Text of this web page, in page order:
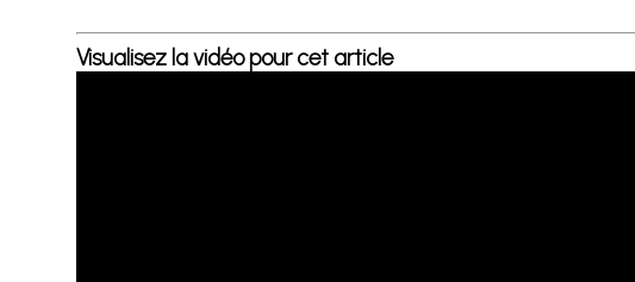
Visualisez la vidéo pour cet article